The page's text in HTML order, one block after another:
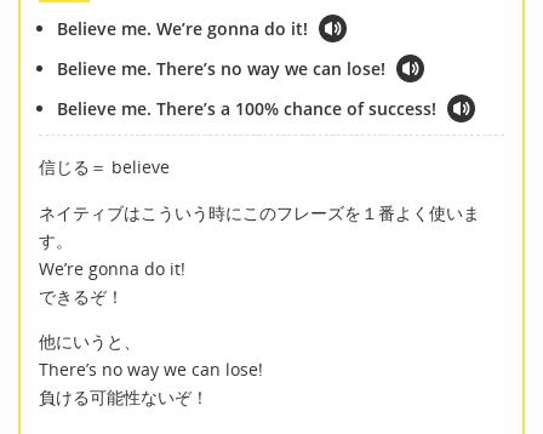
Believe me. We’re gonna do it!
Believe me. There’s no way we can lose!
Believe me. There’s a 100% chance of success!
信じる＝ believe
ネイティブはこういう時にこのフレーズを１番よく使いま
す。
We’re gonna do it!
できるぞ！
他にいうと、
There’s no way we can lose!
負ける可能性ないぞ！